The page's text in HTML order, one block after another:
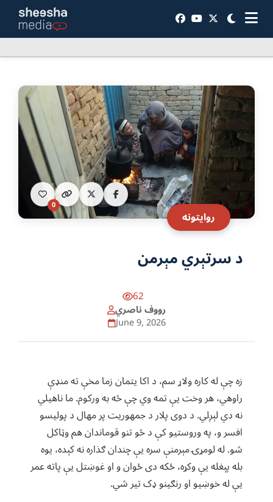
روایتونه
0
د سرتېري مېرمن
62
رووف ناصري
June 9, 2026
زه چې له کاره ولاړ سم، د اکا یتمان زما مخې ته منډې
راوهي، هر وخت یې تمه وي چې څه به ورکوم. ما ناهیلي
نه دي لېږلي. د دوی پلار د جمهوریت پر مهال د پولیسو
افسر و، په وروستیو کې د څو تنو قوماندان هم وټاکل
شو. له لومړۍ مېرمنې سره یې چندان ګذاره نه کېده، یوه
بله پېغله یې وکړه، ځکه دی ځوان و او غوښتل یې پاته عمر
یې له خوښیو او رنګینو ډک تیر شي.